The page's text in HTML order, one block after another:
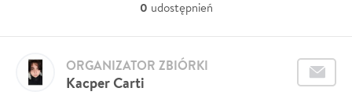
0 udostępnień
Kacper Carti
ORGANIZATOR ZBIÓRKI